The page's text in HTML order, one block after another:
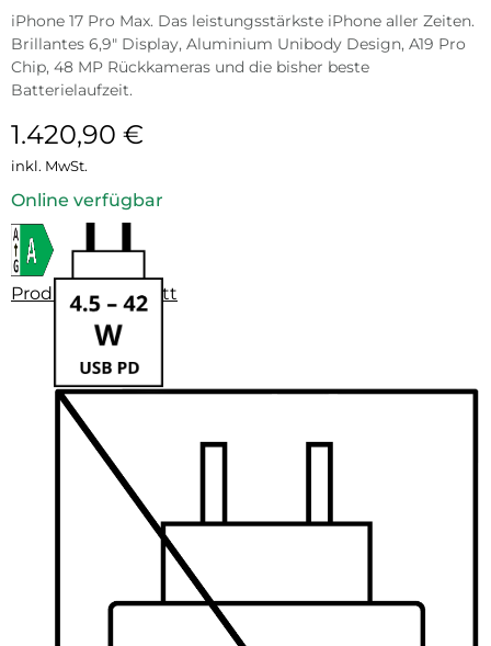
iPhone 17 Pro Max. Das leistungsstärkste iPhone aller Zeiten.
Brillantes 6,9″ Display, Aluminium Unibody Design, A19 Pro
Chip, 48 MP Rückkameras und die bisher beste
Batterielaufzeit.
1.420,90 €
inkl. MwSt.
Online verfügbar
Produktdatenblatt